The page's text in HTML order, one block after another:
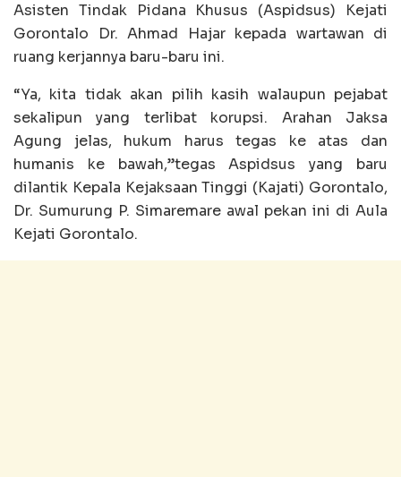
Asisten Tindak Pidana Khusus (Aspidsus) Kejati
Gorontalo Dr. Ahmad Hajar kepada wartawan di
ruang kerjannya baru-baru ini.
“Ya, kita tidak akan pilih kasih walaupun pejabat
sekalipun yang terlibat korupsi. Arahan Jaksa
Agung jelas, hukum harus tegas ke atas dan
humanis ke bawah,”tegas Aspidsus yang baru
dilantik Kepala Kejaksaan Tinggi (Kajati) Gorontalo,
Dr. Sumurung P. Simaremare awal pekan ini di Aula
Kejati Gorontalo.